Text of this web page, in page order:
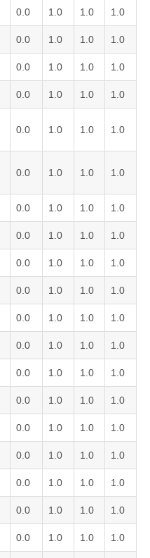
0.0 1.0 1.0 1.0
0.0 1.0 1.0 1.0
0.0 1.0 1.0 1.0
0.0 1.0 1.0 1.0
0.0 1.0 1.0 1.0
0.0 1.0 1.0 1.0
0.0 1.0 1.0 1.0
0.0 1.0 1.0 1.0
0.0 1.0 1.0 1.0
0.0 1.0 1.0 1.0
0.0 1.0 1.0 1.0
0.0 1.0 1.0 1.0
0.0 1.0 1.0 1.0
0.0 1.0 1.0 1.0
0.0 1.0 1.0 1.0
0.0 1.0 1.0 1.0
0.0 1.0 1.0 1.0
0.0 1.0 1.0 1.0
0.0 1.0 1.0 1.0